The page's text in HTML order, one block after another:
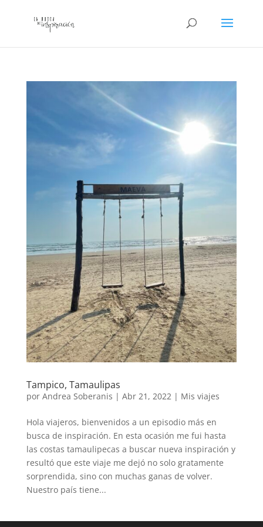
Tampico, Tamaulipas
por Andrea Soberanis | Abr 21, 2022| Mis viajes
Hola viajeros, bienvenidos a un episodio más en
busca de inspiración. En esta ocasión me fui hasta
las costas tamaulipecas a buscar nueva inspiración y
resultó que este viaje me dejó no solo gratamente
sorprendida, sino con muchas ganas de volver.
Nuestro país tiene...